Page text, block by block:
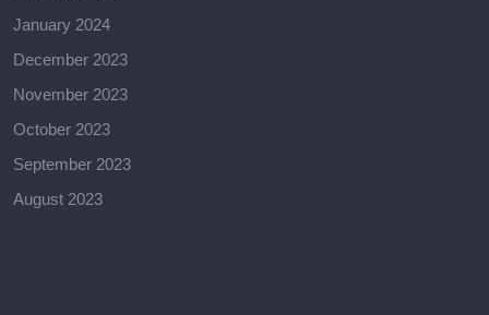
January 2024
December 2023
November 2023
October 2023
September 2023
August 2023